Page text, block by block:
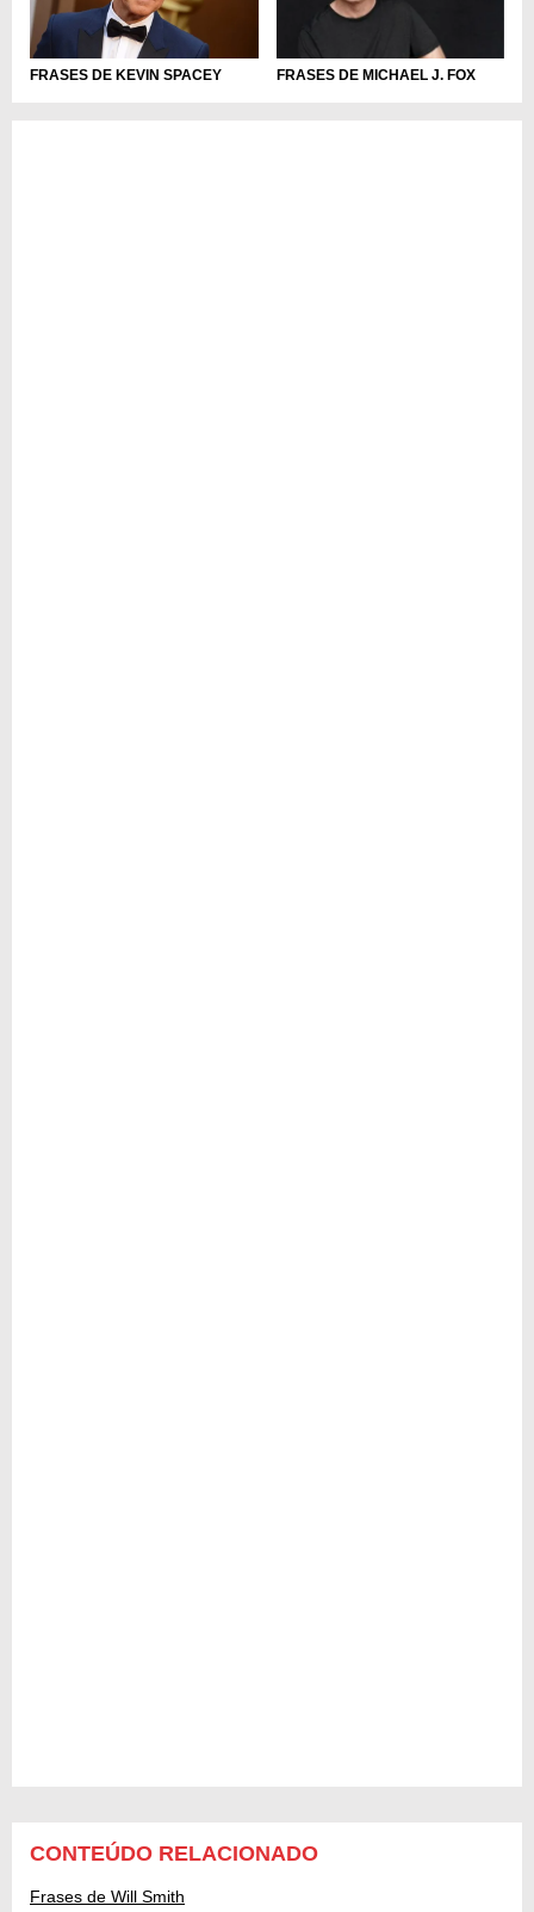
FRASES DE KEVIN SPACEY FRASES DE MICHAEL J. FOX
CONTEÚDO RELACIONADO
Frases de Will Smith